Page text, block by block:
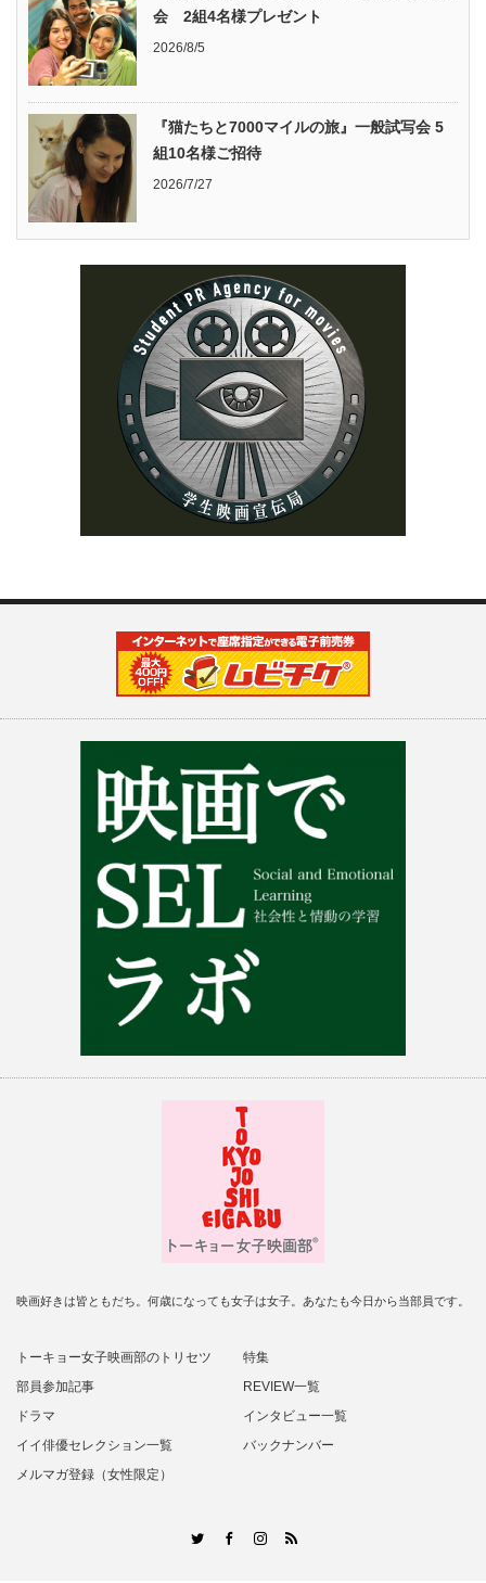
会 2組4名様プレゼント
2026/8/5
『猫たちと7000マイルの旅』一般試写会 5
組10名様ご招待
2026/7/27
映画好きは皆ともだち。何歳になっても女子は女子。あなたも今日から当部員です。
トーキョー女子映画部のトリセツ
特集
部員参加記事
REVIEW一覧
ドラマ
インタビュー一覧
イイ俳優セレクション一覧
バックナンバー
メルマガ登録（女性限定）
TwitterFacebookInstagram
RSS